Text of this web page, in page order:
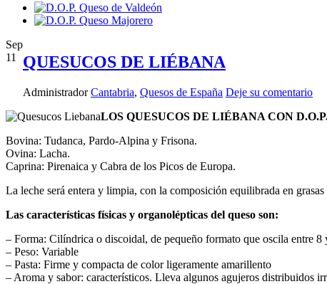
Sep
11
QUESUCOS DE LIÉBANA
Administrador Cantabria, Quesos de España Deje su comentario
LOS QUESUCOS DE LIÉBANA CON
Bovina: Tudanca, Pardo-Alpina y Frisona.
Ovina: Lacha.
Caprina: Pirenaica y Cabra de los Picos de Europa.
La leche será entera y limpia, con la composición equilibrada en
Las características físicas y organolépticas del queso son:
– Forma: Cilíndrica o discoidal, de pequeño formato que oscila entre
– Peso: Variable
– Pasta: Firme y compacta de color ligeramente amarillento
– Aroma y sabor: característicos. Lleva algunos agujeros distribuidos